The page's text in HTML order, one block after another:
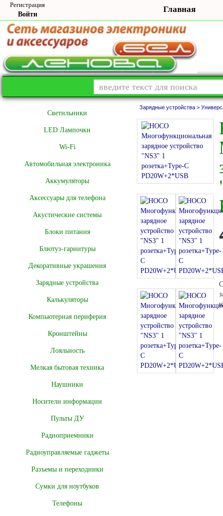
Регистрация
Войти
Главная
Cветильники
LED Лампочки
Wi-Fi
Автомобильная электроника
Аккумуляторы
Аксессуары для телефона
Акустические системы
Блоки питания
Блютуз-гарнитуры
Декоративные украшения
Зарядные устройства
Калькуляторы
Компьютерная периферия
Кронштейны
Лояльность
Мелкая бытовая техника
Наушники
Носители информации
Пульты ДУ
Радиоприемники
Радиоуправляемые гаджеты
Разъемы и переходники
Сумки для ноутбуков
Телефоны
Зарядные устройства >